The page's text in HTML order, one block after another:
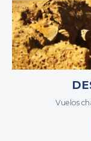
Vuelos